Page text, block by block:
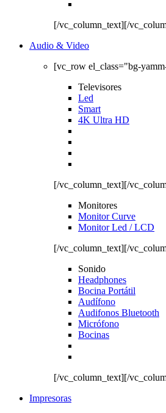
[/vc_column_text][/
Audio & Video
[vc_row el_class="bg-
Televisores
Led
Smart
4K Ultra HD
[/vc_column_text][/
Monitores
Monitor Curve
Monitor Led / LCD
[/vc_column_text][/
Sonido
Headphones
Bocina Portátil
Audífono
Audifonos Bluetooth
Micrófono
Bocinas
[/vc_column_text][/
Impresoras